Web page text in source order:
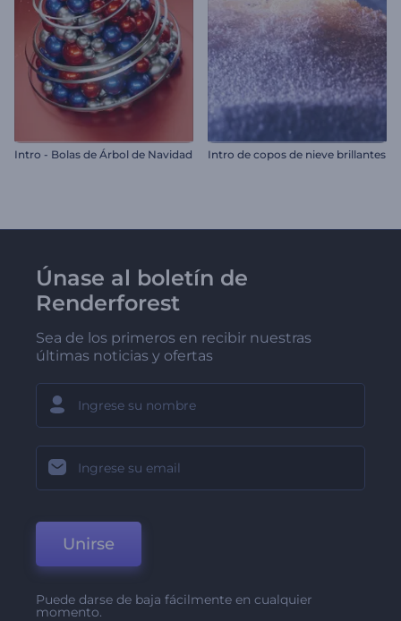
Intro - Bolas de Árbol de Navidad Intro de copos de nieve brillantes
Únase al boletín de
Renderforest
Sea de los primeros en recibir nuestras
últimas noticias y ofertas
Unirse
Puede darse de baja fácilmente en cualquier
momento.